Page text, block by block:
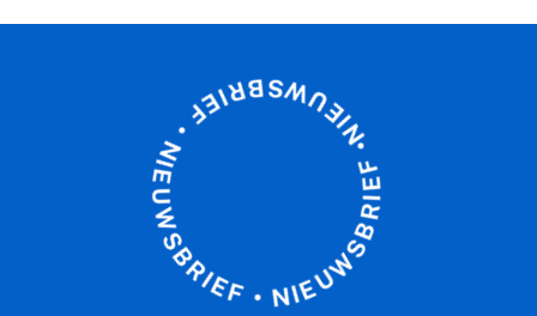
N
I
E
U
W
S
B
R
I
E
F
•
N
I
E
U
W
S
B
R
I
EF• NIEUWS
B
R
I
E
F
•